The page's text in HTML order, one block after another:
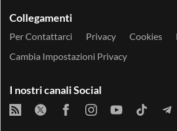
Collegamenti
Per Contattarci Privacy Cookies
Cambia Impostazioni Privacy
I nostri canali Social